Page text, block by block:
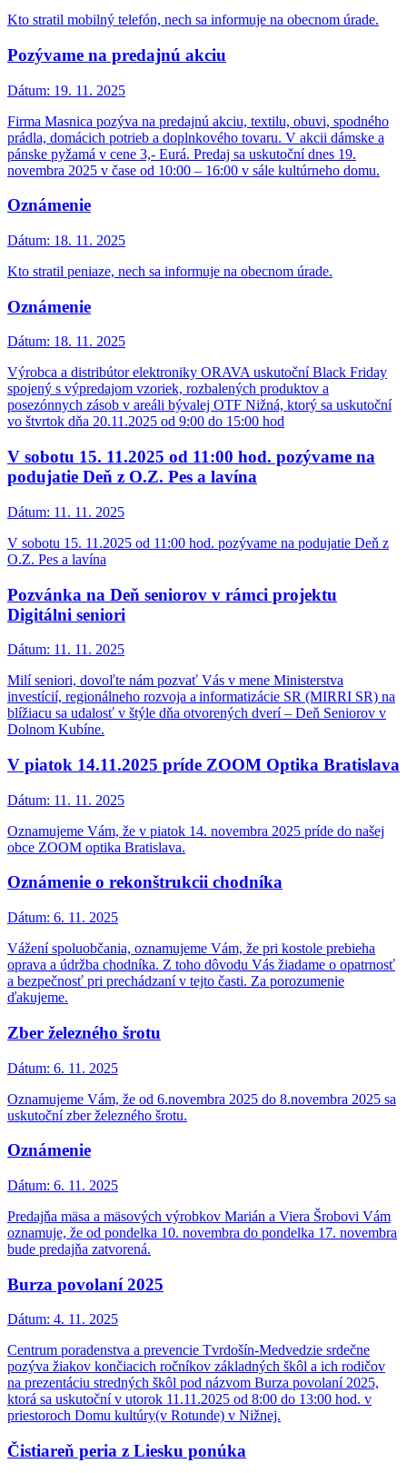
Kto stratil mobilný telefón, nech sa informuje na obecnom úrade.
Pozývame na predajnú akciu
Dátum: 19. 11. 2025
Firma Masnica pozýva na predajnú akciu, textilu, obuvi, spodného
prádla, domácich potrieb a doplnkového tovaru. V akcii dámske a
pánske pyžamá v cene 3,- Eurá. Predaj sa uskutoční dnes 19.
novembra 2025 v čase od 10:00 – 16:00 v sále kultúrneho domu.
Oznámenie
Dátum: 18. 11. 2025
Kto stratil peniaze, nech sa informuje na obecnom úrade.
Oznámenie
Dátum: 18. 11. 2025
Výrobca a distribútor elektroniky ORAVA uskutoční Black Friday
spojený s výpredajom vzoriek, rozbalených produktov a
posezónnych zásob v areáli bývalej OTF Nižná, ktorý sa uskutoční
vo štvrtok dňa 20.11.2025 od 9:00 do 15:00 hod
V sobotu 15. 11.2025 od 11:00 hod. pozývame na
podujatie Deň z O.Z. Pes a lavína
Dátum: 11. 11. 2025
V sobotu 15. 11.2025 od 11:00 hod. pozývame na podujatie Deň z
O.Z. Pes a lavína
Pozvánka na Deň seniorov v rámci projektu
Digitálni seniori
Dátum: 11. 11. 2025
Milí seniori, dovoľte nám pozvať Vás v mene Ministerstva
investícií, regionálneho rozvoja a informatizácie SR (MIRRI SR) na
blížiacu sa udalosť v štýle dňa otvorených dverí – Deň Seniorov v
Dolnom Kubíne.
V piatok 14.11.2025 príde ZOOM Optika Bratislava
Dátum: 11. 11. 2025
Oznamujeme Vám, že v piatok 14. novembra 2025 príde do našej
obce ZOOM optika Bratislava.
Oznámenie o rekonštrukcii chodníka
Dátum: 6. 11. 2025
Vážení spoluobčania, oznamujeme Vám, že pri kostole prebieha
oprava a údržba chodníka. Z toho dôvodu Vás žiadame o opatrnosť
a bezpečnosť pri prechádzaní v tejto časti. Za porozumenie
ďakujeme.
Zber železného šrotu
Dátum: 6. 11. 2025
Oznamujeme Vám, že od 6.novembra 2025 do 8.novembra 2025 sa
uskutoční zber železného šrotu.
Oznámenie
Dátum: 6. 11. 2025
Predajňa mäsa a mäsových výrobkov Marián a Viera Šrobovi Vám
oznamuje, že od pondelka 10. novembra do pondelka 17. novembra
bude predajňa zatvorená.
Burza povolaní 2025
Dátum: 4. 11. 2025
Centrum poradenstva a prevencie Tvrdošín-Medvedzie srdečne
pozýva žiakov končiacich ročníkov základných škôl a ich rodičov
na prezentáciu stredných škôl pod názvom Burza povolaní 2025,
ktorá sa uskutoční v utorok 11.11.2025 od 8:00 do 13:00 hod. v
priestoroch Domu kultúry(v Rotunde) v Nižnej.
Čistiareň peria z Liesku ponúka